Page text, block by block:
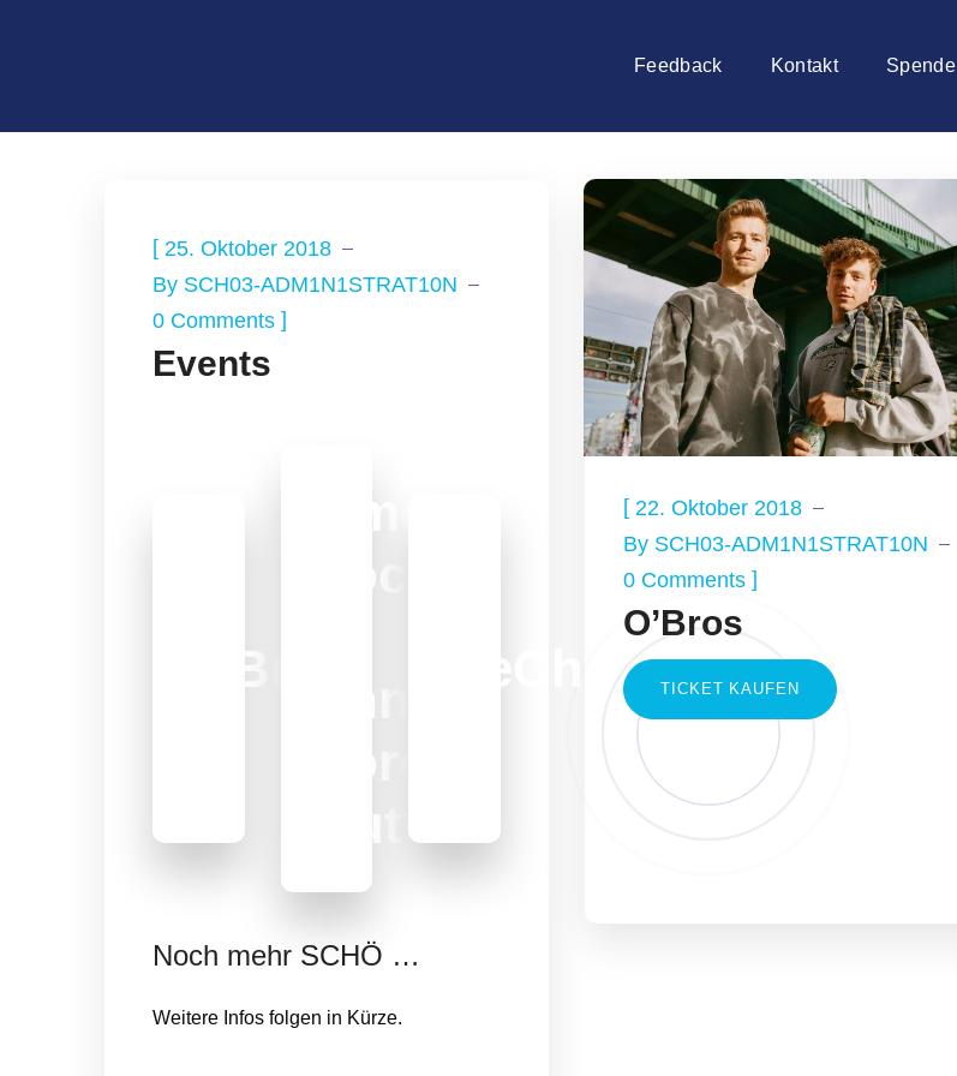
Feedback Kontakt Spende
[ 25. Oktober 2018
By SCH03-ADM1N1STRAT10N
0 Comments ]
Events
O'Bros
Böcking
Anna
Dorothea
Mutterer
WeChazz
sanften Klänge
Noch mehr SCHÖ …
Weitere Infos folgen in Kürze.
[ 22. Oktober 2018
By SCH03-ADM1N1STRAT10N
0 Comments ]
O’Bros
TICKET KAUFEN